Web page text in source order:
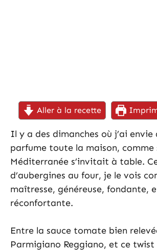
Aller à la recette
Il y a des dimanches où j’ai envie
parfume toute la maison, comme
Méditerranée s’invitait à table.
d’aubergines au four, je le vois
maîtresse, généreuse, fondante,
réconfortante.
Entre la sauce tomate bien
Parmigiano Reggiano, et ce twist